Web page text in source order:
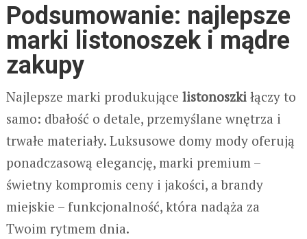
Podsumowanie: najlepsze
marki listonoszek i mądre
zakupy
Najlepsze marki produkujące listonoszkiłączy to
samo: dbałość o detale, przemyślane wnętrza i
trwałe materiały. Luksusowe domy mody oferują
ponadczasową elegancję, marki premium –
świetny kompromis ceny i jakości, a brandy
miejskie – funkcjonalność, która nadąża za
Twoim rytmem dnia.